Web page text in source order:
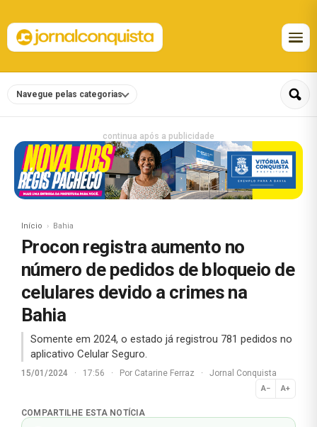
Navegue pelas categorias
continua após a publicidade
Início Bahia
Procon registra aumento no
número de pedidos de bloqueio de
celulares devido a crimes na
Bahia
Somente em 2024, o estado já registrou 781 pedidos no
aplicativo Celular Seguro.
15/01/2024 · 17:56 · Por Catarine Ferraz · Jornal Conquista
A− A+
Normal
COMPARTILHE ESTA NOTÍCIA